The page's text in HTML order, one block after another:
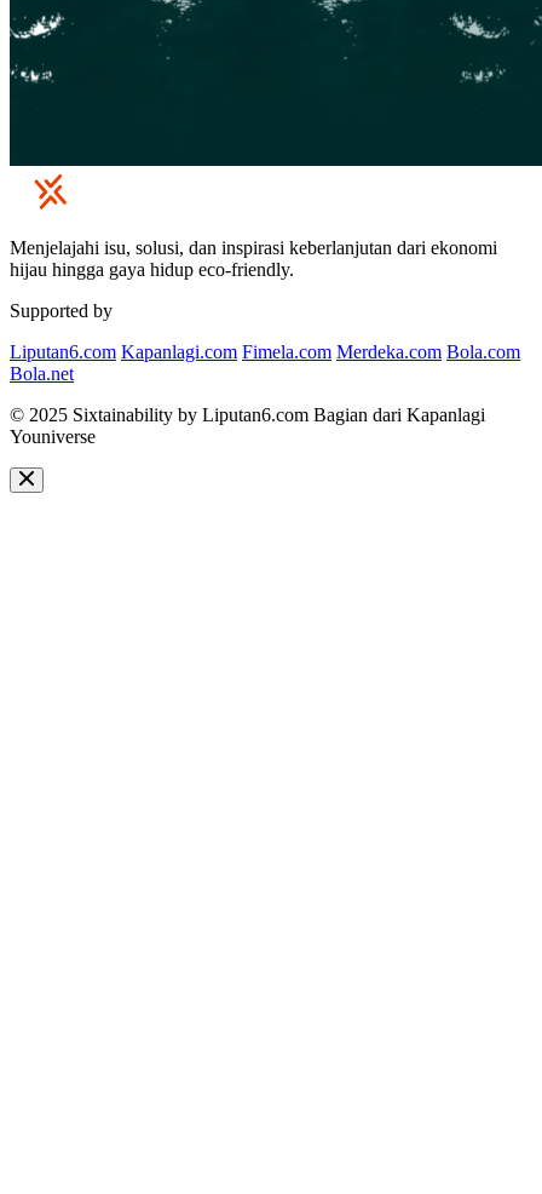
Menjelajahi isu, solusi, dan inspirasi keberlanjutan dari ekonomi
hijau hingga gaya hidup eco-friendly.
Supported by
Liputan6.com Kapanlagi.com Fimela.com Merdeka.com Bola.com
Bola.net
© 2025 Sixtainability by Liputan6.com Bagian dari Kapanlagi
Youniverse